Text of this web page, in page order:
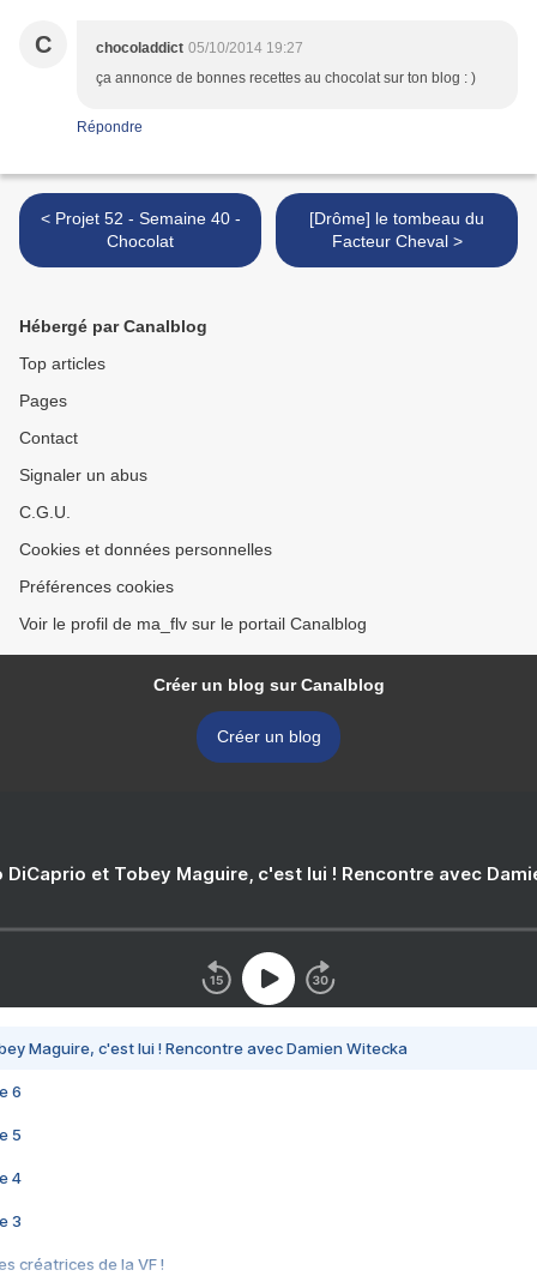
C chocoladdict 05/10/2014 19:27
ça annonce de bonnes recettes au chocolat sur ton blog : )
Répondre
< Projet 52 - Semaine 40 -
Chocolat
[Drôme] le tombeau du
Facteur Cheval >
Hébergé par Canalblog
Top articles
Pages
Contact
Signaler un abus
C.G.U.
Cookies et données personnelles
Préférences cookies
Voir le profil de ma_flv sur le portail Canalblog
Créer un blog sur Canalblog
Créer un blog
DiCaprio et Tobey Maguire, c'est lui ! Rencontre avec
Maguire, c'est lui ! Rencontre avec Damien Witecka
6
5
4
3
créatrices de la VF !